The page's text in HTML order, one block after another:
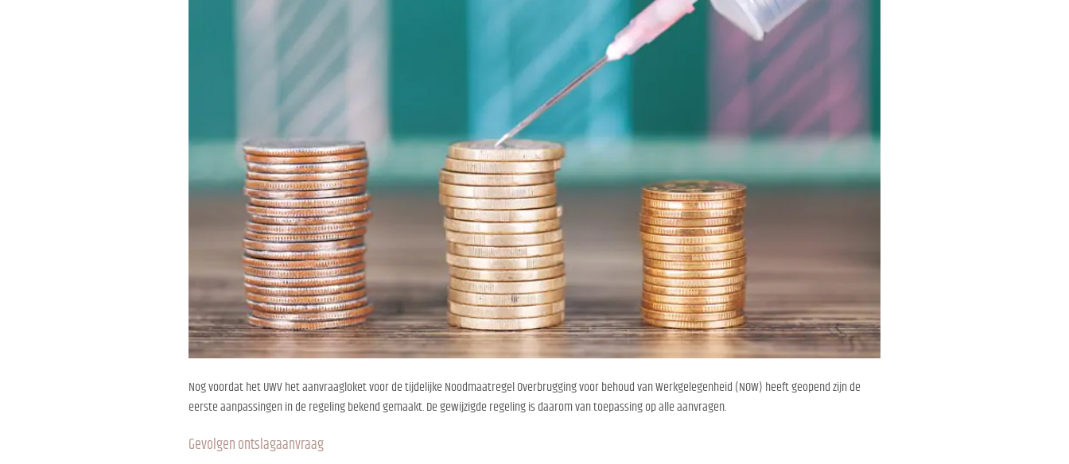
Nog voordat het UWV het aanvraagloket voor de tijdelijke Noodmaatregel Overbrugging voor behoud van Werkgelegenheid (NOW) heeft geopend zijn de
eerste aanpassingen in de regeling bekend gemaakt. De gewijzigde regeling is daarom van toepassing op alle aanvragen.
Gevolgen ontslagaanvraag